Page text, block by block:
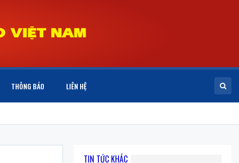
THÔNG BÁO LIÊN HỆ
TIN TỨC KHÁC